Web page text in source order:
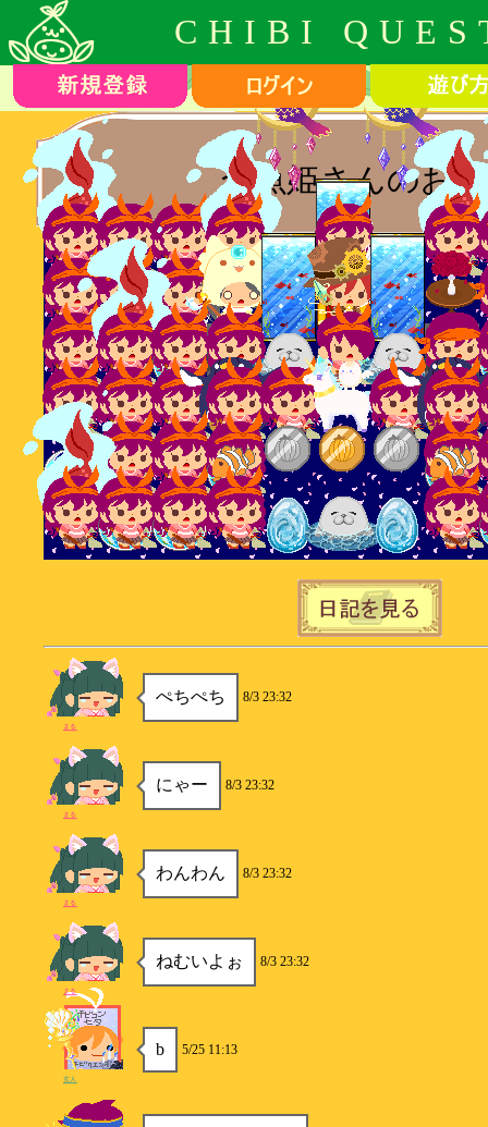
CHIBI
金魚姫さんのお
ぺちぺち 8/3 23:32
まる
にゃー 8/3 23:32
まる
わんわん 8/3 23:32
まる
ねむいよぉ 8/3 23:32
まる
b 5/25 11:13
玄人